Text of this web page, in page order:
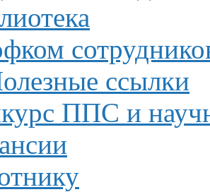
ссылки
ППС и